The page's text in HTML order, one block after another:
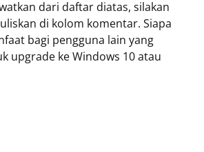
dari daftar diatas, silakan
di kolom komentar. Siapa
bagi pengguna lain yang
upgrade ke Windows 10 atau